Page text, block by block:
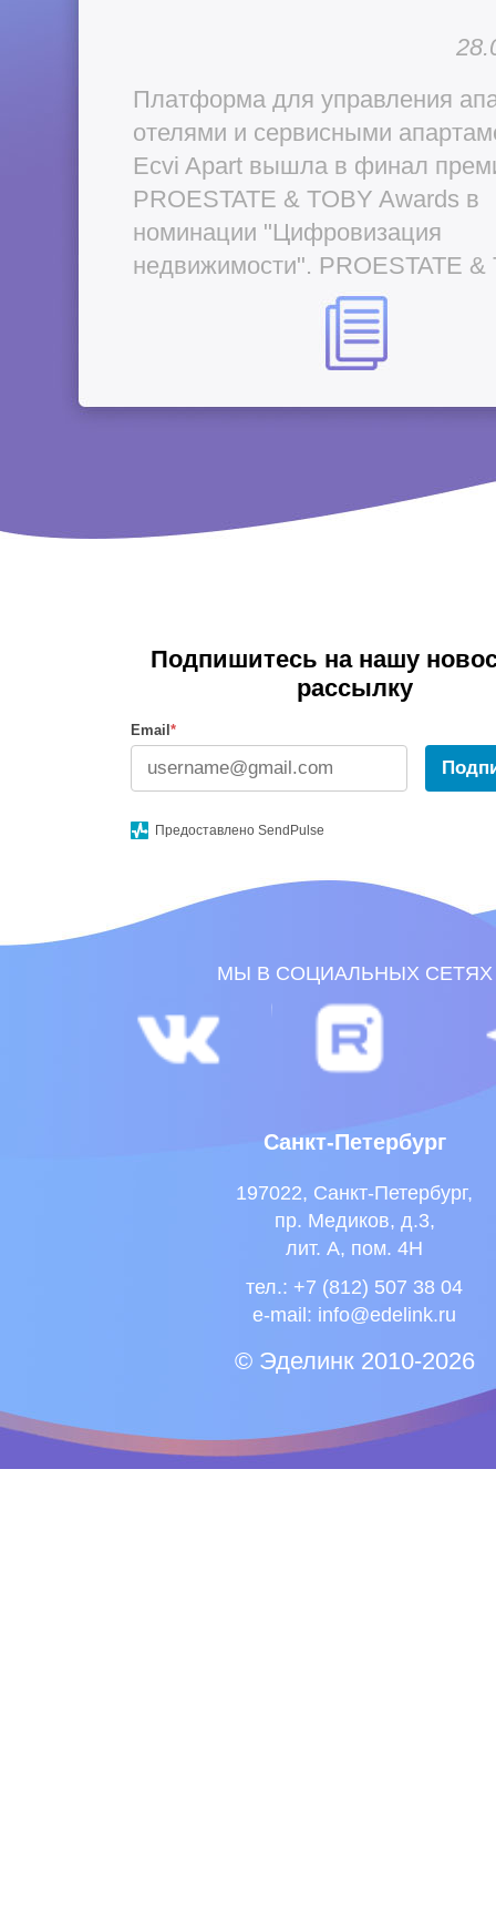
Платформа для управления
отелями и сервисными
Ecvi Apart вышла в финал
PROESTATE & TOBY Awards в
номинации "Цифровизация
недвижимости". PROESTATE &
Awards – единственная
международная премия в
девелопмента, оценивающая
Подпишитесь на нашу
рассылку
Email *
Предоставлено SendPulse
Санкт-Петербург
197022, Санкт-Петербург,
пр. Медиков, д.3,
лит. А, пом. 4Н
тел.: +7 (812) 507 38 04
e-mail: info@edelink.ru
© Эделинк 2010-2026